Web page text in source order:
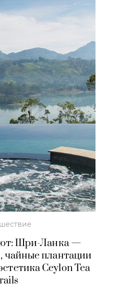
Шри-Ланка —
чайные плантации
Ceylon Tea